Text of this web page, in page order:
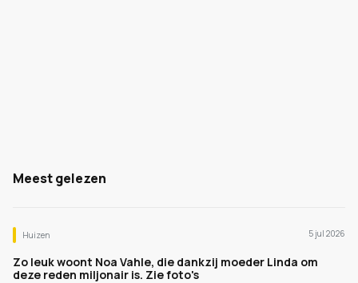
Meest gelezen
Huizen 5 jul 2026
Zo leuk woont Noa Vahle, die dankzij moeder Linda om
deze reden miljonair is. Zie foto's